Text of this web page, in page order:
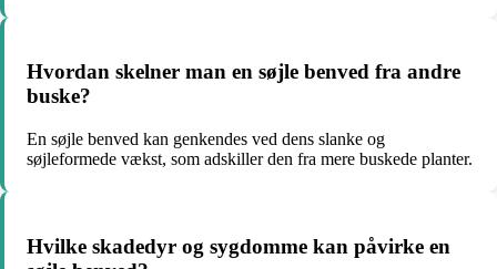
Hvordan skelner man en søjle benved fra andre
buske?
En søjle benved kan genkendes ved dens slanke og
søjleformede vækst, som adskiller den fra mere buskede planter.
Hvilke skadedyr og sygdomme kan påvirke en